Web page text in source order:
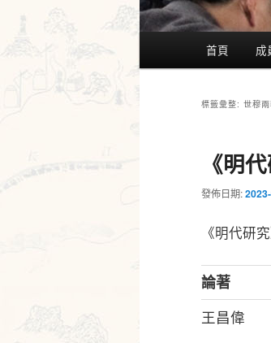
首頁 成
標籤彙整: 世穆
《明
發佈日期:
《明代研
論著
王昌偉